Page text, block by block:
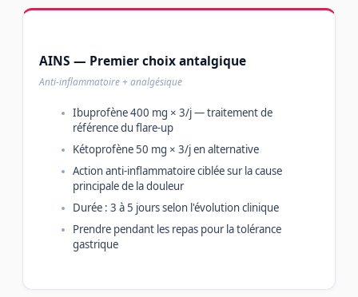
AINS — Premier choix antalgique
Anti-inflammatoire + analgésique
Ibuprofène 400 mg × 3/j — traitement de
référence du flare-up
Kétoprofène 50 mg × 3/j en alternative
Action anti-inflammatoire ciblée sur la cause
principale de la douleur
Durée : 3 à 5 jours selon l'évolution clinique
Prendre pendant les repas pour la tolérance
gastrique